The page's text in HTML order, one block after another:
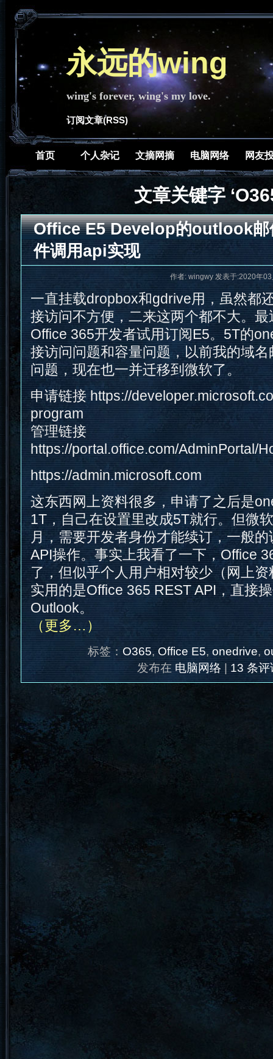
永远的wing
wing's forever, wing's my love.
订阅文章(RSS)
首页 个人杂记 文摘网摘 电脑网络 网友
文章关键字
Office E5 Develop的outlook
件调用api实现
作者: wingwy 发表于:2020年
一直挂载dropbox和gdrive用，虽然都
接访问不方便，二来这两个都不大。
Office 365开发者试用订阅E5。5T的
接访问问题和容量问题，以前我的域
问题，现在也一并迁移到微软了。
申请链接 https://
program
管理链接
https://portal.office.com/AdminPortal/
https://admin.microsoft.com
这东西网上资料很多，申请了之后是
1T，自己在设置里改成5T就行。但微
月，需要开发者身份才能续订，一般
API操作。事实上我看了一下，Office
了，但似乎个人用户相对较少（网上
实用的是Office 365 REST API，直接
Outlook。
（更多…）
标签： O365,Office E5, onedrive,
发布在 电脑网络 | 13 条评